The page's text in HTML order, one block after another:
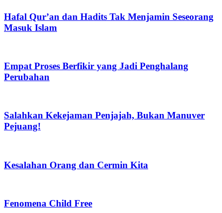
Hafal Qur’an dan Hadits Tak Menjamin Seseorang
Masuk Islam
Empat Proses Berfikir yang Jadi Penghalang
Perubahan
Salahkan Kekejaman Penjajah, Bukan Manuver
Pejuang!
Kesalahan Orang dan Cermin Kita
Fenomena Child Free